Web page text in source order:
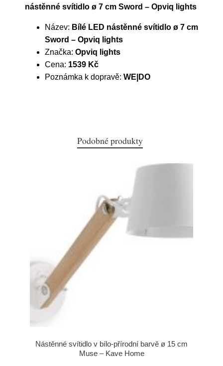
nástěnné svítidlo ø 7 cm Sword – Opviq lights
Název: Bílé LED nástěnné svítidlo ø 7 cm
Sword – Opviq lights
Značka: Opviq lights
Cena: 1539 Kč
Poznámka k dopravě: WE|DO
Podobné produkty
Nástěnné svítidlo v bílo-přírodní barvě ø 15 cm
Muse – Kave Home